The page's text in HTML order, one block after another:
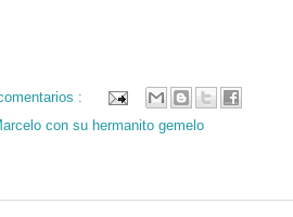
:
con su hermanito gemelo